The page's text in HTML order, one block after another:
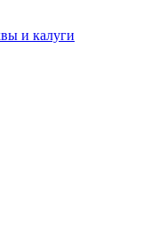
и калуги